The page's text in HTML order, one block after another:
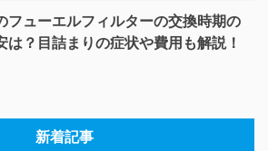
フューエルフィルターの交換時期の
は？目詰まりの症状や費用も解説！
新着記事